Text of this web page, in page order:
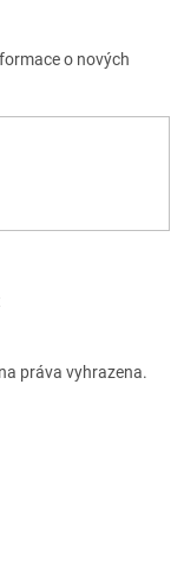
o nových
práva vyhrazena.